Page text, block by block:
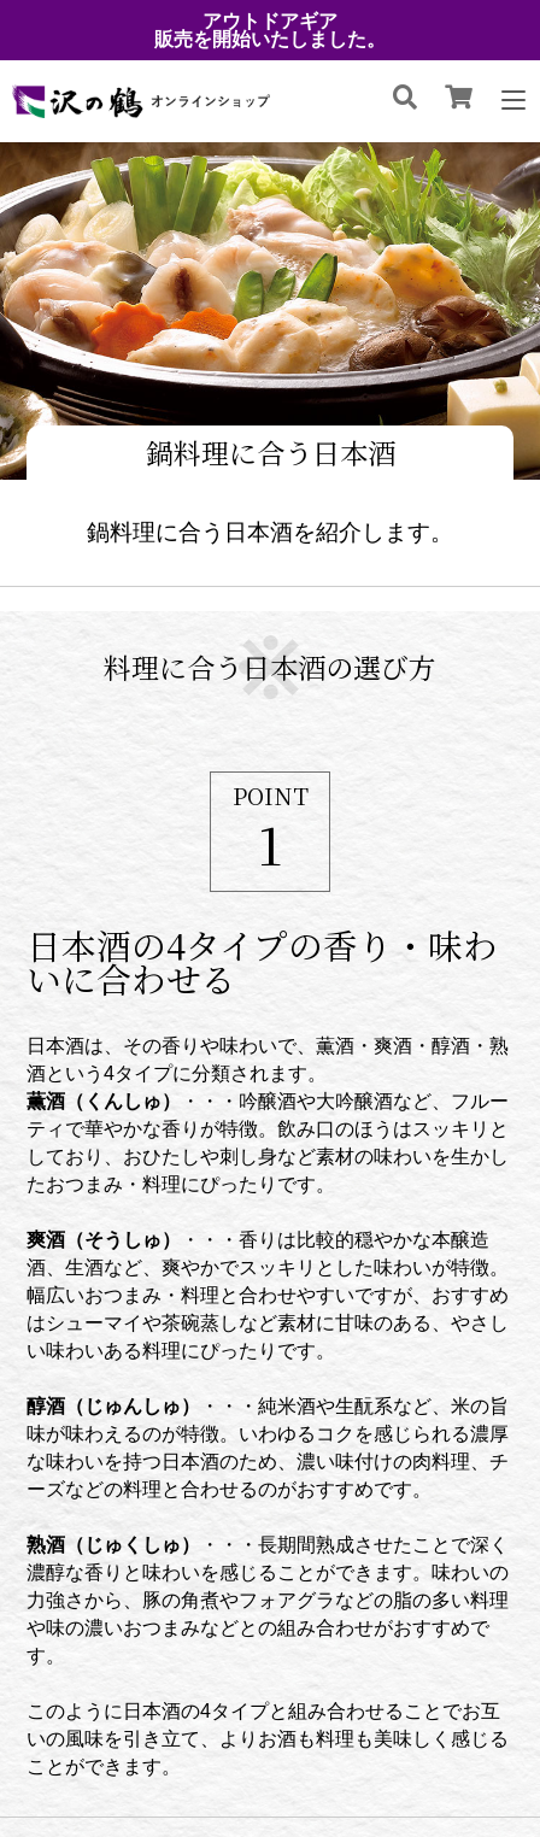
アウトドアギア
販売を開始いたしました。
鍋料理に合う日本酒
鍋料理に合う日本酒を紹介します。
料理に合う日本酒の選び方
POINT
1
日本酒の4タイプの香り・味わ
いに合わせる
日本酒は、その香りや味わいで、薫酒・爽酒・醇酒・熟
酒という4タイプに分類されます。
薫酒（くんしゅ）
・・・吟醸酒や大吟醸酒など、フルー
ティで華やかな香りが特徴。飲み口のほうはスッキリと
しており、おひたしや刺し身など素材の味わいを生かし
たおつまみ・料理にぴったりです。
爽酒（そうしゅ）
・・・香りは比較的穏やかな本醸造
酒、生酒など、爽やかでスッキリとした味わいが特徴。
幅広いおつまみ・料理と合わせやすいですが、おすすめ
はシューマイや茶碗蒸しなど素材に甘味のある、やさし
い味わいある料理にぴったりです。
醇酒（じゅんしゅ）
・・・純米酒や生酛系など、米の旨
味が味わえるのが特徴。いわゆるコクを感じられる濃厚
な味わいを持つ日本酒のため、濃い味付けの肉料理、チ
ーズなどの料理と合わせるのがおすすめです。
熟酒（じゅくしゅ）
・・・長期間熟成させたことで深く
濃醇な香りと味わいを感じることができます。味わいの
力強さから、豚の角煮やフォアグラなどの脂の多い料理
や味の濃いおつまみなどとの組み合わせがおすすめで
す。
このように日本酒の4タイプと組み合わせることでお互
いの風味を引き立て、よりお酒も料理も美味しく感じる
ことができます。